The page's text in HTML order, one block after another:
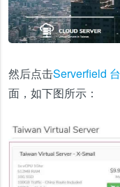
然后点击Serverfield
面，如下图所示：